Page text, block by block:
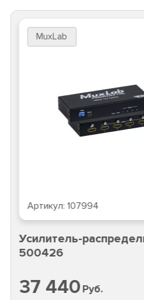
MuxLab
Артикул: 107994
Усилитель-
500426
37 440Руб.